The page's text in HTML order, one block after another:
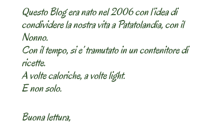
Questo Blog era nato nel 2006 con l’idea di
condividere la nostra vita a Patatolandia, con il
Nonno.
Con il tempo, si e’ tramutato in un contenitore di
ricette.
A volte caloriche, a volte light.
E non solo.
Buona lettura,